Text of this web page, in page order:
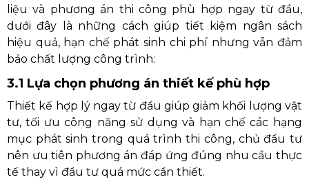
liệu và phương án thi công phù hợp ngay từ đầu,
dưới đây là những cách giúp tiết kiệm ngân sách
hiệu quả, hạn chế phát sinh chi phí nhưng vẫn đảm
bảo chất lượng công trình:
3.1 Lựa chọn phương án thiết kế phù hợp
Thiết kế hợp lý ngay từ đầu giúp giảm khối lượng vật
tư, tối ưu công năng sử dụng và hạn chế các hạng
mục phát sinh trong quá trình thi công, chủ đầu tư
nên ưu tiên phương án đáp ứng đúng nhu cầu thực
tế thay vì đầu tư quá mức cần thiết.